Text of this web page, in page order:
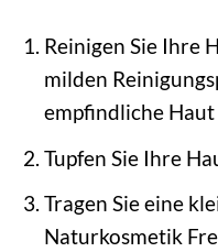
Reinigen Sie Ihre
milden
empfindliche Haut
Tupfen Sie Ihre
Tragen Sie eine
Naturkosmetik